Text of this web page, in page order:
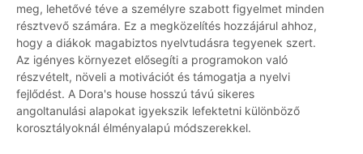
meg, lehetővé téve a személyre szabott figyelmet minden
résztvevő számára. Ez a megközelítés hozzájárul ahhoz,
hogy a diákok magabiztos nyelvtudásra tegyenek szert.
Az igényes környezet elősegíti a programokon való
részvételt, növeli a motivációt és támogatja a nyelvi
fejlődést. A Dora's house hosszú távú sikeres
angoltanulási alapokat igyekszik lefektetni különböző
korosztályoknál élményalapú módszerekkel.